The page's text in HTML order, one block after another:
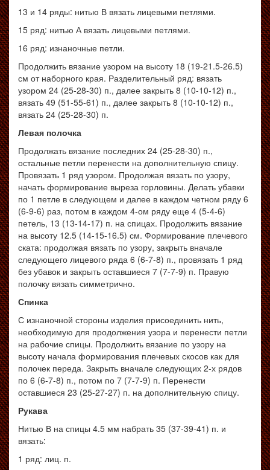
13 и 14 ряды: нитью В вязать лицевыми петлями.
15 ряд: нитью А вязать лицевыми петлями.
16 ряд: изнаночные петли.
Продолжить вязание узором на высоту 18 (19-21.5-26.5)
см от наборного края. Разделительный ряд: вязать
узором 24 (25-28-30) п., далее закрыть 8 (10-10-12) п.,
вязать 49 (51-55-61) п., далее закрыть 8 (10-10-12) п.,
вязать 24 (25-28-30) п.
Левая полочка
Продолжать вязание последних 24 (25-28-30) п.,
остальные петли перенести на дополнительную спицу.
Провязать 1 ряд узором. Продолжая вязать по узору,
начать формирование выреза горловины. Делать убавки
по 1 петле в следующем и далее в каждом четном ряду 6
(6-9-6) раз, потом в каждом 4-ом ряду еще 4 (5-4-6)
петель, 13 (13-14-17) п. на спицах. Продолжить вязание
на высоту 12.5 (14-15-16.5) см. Формирование плечевого
ската: продолжая вязать по узору, закрыть вначале
следующего лицевого ряда 6 (6-7-8) п., провязать 1 ряд
без убавок и закрыть оставшиеся 7 (7-7-9) п. Правую
полочку вязать симметрично.
Спинка
С изнаночной стороны изделия присоединить нить,
необходимую для продолжения узора и перенести петли
на рабочие спицы. Продолжить вязание по узору на
высоту начала формирования плечевых скосов как для
полочек переда. Закрыть вначале следующих 2-х рядов
по 6 (6-7-8) п., потом по 7 (7-7-9) п. Перенести
оставшиеся 23 (25-27-27) п. на дополнительную спицу.
Рукава
Нитью В на спицы 4.5 мм набрать 35 (37-39-41) п. и
вязать:
1 ряд: лиц. п.